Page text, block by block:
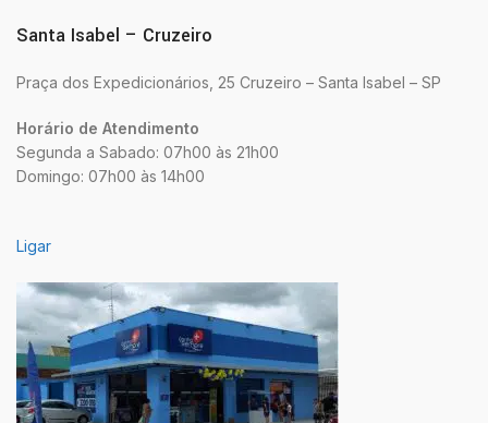
Santa Isabel – Cruzeiro
Praça dos Expedicionários, 25 Cruzeiro – Santa Isabel – SP
Horário de Atendimento
Segunda a Sabado: 07h00 às 21h00
Domingo: 07h00 às 14h00
Ligar